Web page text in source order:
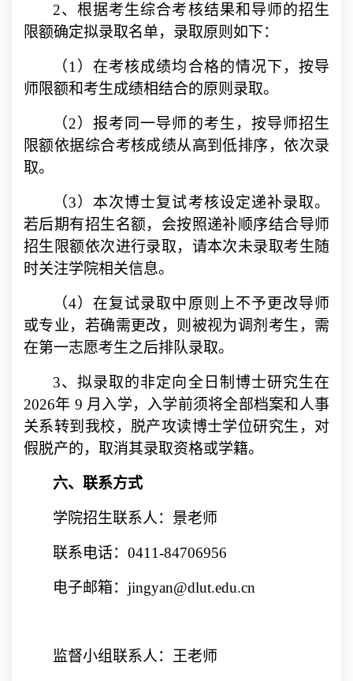
2、根据考生综合考核结果和导师的招生
限额确定拟录取名单，录取原则如下：
（1 ）在考核成绩均合格的情况下，按导
师限额和考生成绩相结合的原则录取。
（2）报考同一导师的考生，按导师招生
限额依据综合考核成绩从高到低排序，依次录
取。
（3）本次博士复试考核设定递补录取。
若后期有招生名额，会按照递补顺序结合导师
招生限额依次进行录取，请本次未录取考生随
时关注学院相关信息。
（4）在复试录取中原则上不予更改导师
或专业，若确需更改，则被视为调剂考生，需
在第一志愿考生之后排队录取。
3、拟录取的非定向全日制博士研究生在
2026年 9 月入学，入学前须将全部档案和人事
关系转到我校，脱产攻读博士学位研究生，对
假脱产的，取消其录取资格或学籍。
六、联系方式
学院招生联系人：景老师
联系电话： 0411-84706956
电子邮箱： jingyan@dlut.edu.cn
监督小组联系人：王老师